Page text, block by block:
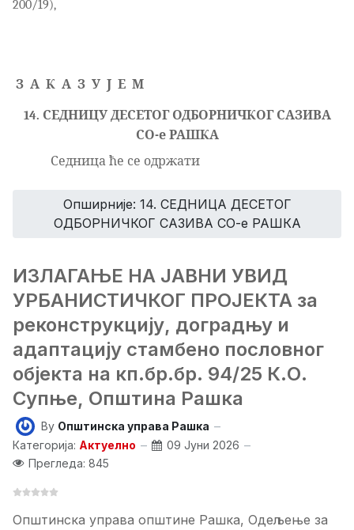
200/19),
З А К А З У Ј Е М
14. СЕДНИЦУ ДЕСЕТОГ ОДБОРНИЧКОГ САЗИВА
СО-е РАШКА
Седница ће се одржати
Опширније: 14. СЕДНИЦА ДЕСЕТОГ
ОДБОРНИЧКОГ САЗИВА СО-е РАШКА
ИЗЛАГАЊЕ НА ЈАВНИ УВИД
УРБАНИСТИЧКОГ ПРОЈЕКТА за
реконструкцију, доградњу и
адаптацију стамбено пословног
објекта на кп.бр.бр. 94/25 К.О.
Супње, Општина Рашка
By Општинска управа Рашка
Категорија: Актуелно
09 Јуни 2026
Прегледа: 845
Општинска управа општине Рашка, Одељење за